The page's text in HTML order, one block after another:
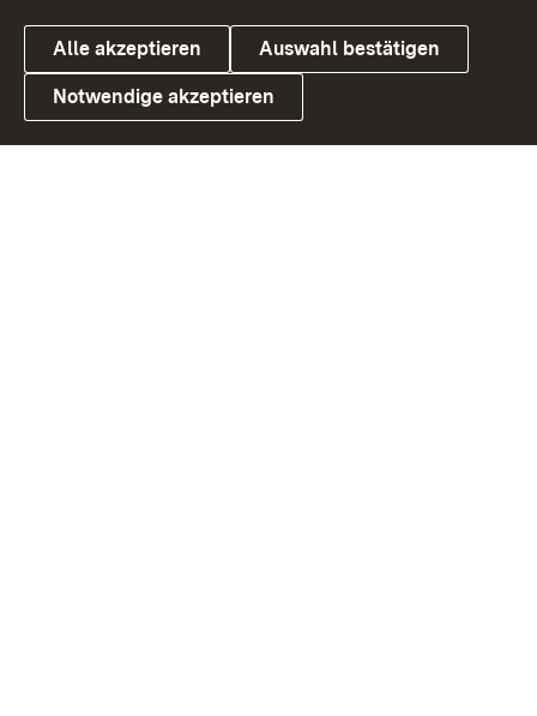
Link zum Landesportal
Alle akzeptieren Auswahl bestätigen
Notwendige akzeptieren